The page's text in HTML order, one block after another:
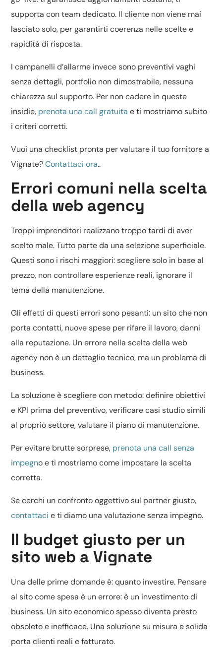
supporta con team dedicato. Il cliente non viene mai
lasciato solo, per garantirti coerenza nelle scelte e
rapidità di risposta.
I campanelli d’allarme invece sono preventivi vaghi
senza dettagli, portfolio non dimostrabile, nessuna
chiarezza sul supporto. Per non cadere in queste
insidie, prenota una call gratuita e ti mostriamo subito
i criteri corretti.
Vuoi una checklist pronta per valutare il tuo fornitore a
Vignate?Contattaci ora..
Errori comuni nella scelta
della web agency
Troppi imprenditori realizzano troppo tardi di aver
scelto male. Tutto parte da una selezione superficiale.
Questi sono i rischi maggiori: scegliere solo in base al
prezzo, non controllare esperienze reali, ignorare il
tema della manutenzione.
Gli effetti di questi errori sono pesanti: un sito che non
porta contatti, nuove spese per rifare il lavoro, danni
alla reputazione. Un errore nella scelta della web
agency non è un dettaglio tecnico, ma un problema di
business.
La soluzione è scegliere con metodo: definire obiettivi
e KPI prima del preventivo, verificare casi studio simili
al proprio settore, valutare il piano di manutenzione.
Per evitare brutte sorprese, prenota una call senza
impegno e ti mostriamo come impostare la scelta
corretta.
Se cerchi un confronto oggettivo sul partner giusto,
contattaci e ti diamo una valutazione senza impegno.
Il budget giusto per un
sito web a Vignate
Una delle prime domande è: quanto investire. Pensare
al sito come spesa è un errore: è un investimento di
business. Un sito economico spesso diventa presto
obsoleto e inefficace. Una soluzione su misura e solida
porta clienti reali e fatturato.